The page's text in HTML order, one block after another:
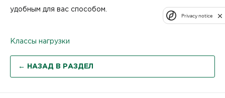
удобным для вас способом.
Классы нагрузки
← НАЗАД В РАЗДЕЛ
Privacy notice